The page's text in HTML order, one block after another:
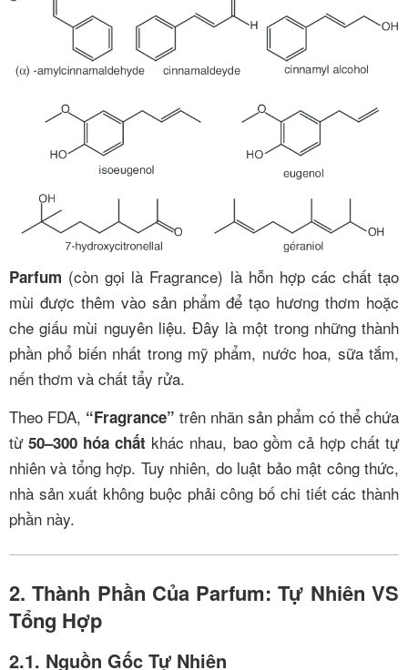
Parfum (còn gọi là Fragrance) là hỗn hợp các chất tạo
mùi được thêm vào sản phẩm để tạo hương thơm hoặc
che giấu mùi nguyên liệu. Đây là một trong những thành
phần phổ biến nhất trong mỹ phẩm, nước hoa, sữa tắm,
nến thơm và chất tẩy rửa.
Theo FDA, “Fragrance” trên nhãn sản phẩm có thể chứa
từ50–300 hóa chất khác nhau, bao gồm cả hợp chất tự
nhiên và tổng hợp. Tuy nhiên, do luật bảo mật công thức,
nhà sản xuất không buộc phải công bố chi tiết các thành
phần này.
2. Thành Phần Của Parfum: Tự Nhiên VS
Tổng Hợp
2.1. Nguồn Gốc Tự Nhiên